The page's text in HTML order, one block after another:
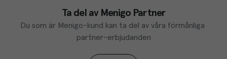
Ta del av Menigo Partner
Du som är Menigo-kund kan ta del av våra förmånliga
partner-erbjudanden